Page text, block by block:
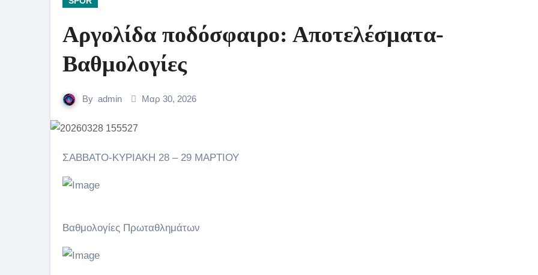
Αργολίδα ποδόσφαιρο: Αποτελέσματα-
Bαθμολογίες
By admin Μαρ 30, 2026
ΣΑΒΒΑΤΟ-ΚΥΡΙΑΚΗ 28 – 29 ΜΑΡΤΙΟΥ
Βαθμολογίες Πρωταθλημάτων